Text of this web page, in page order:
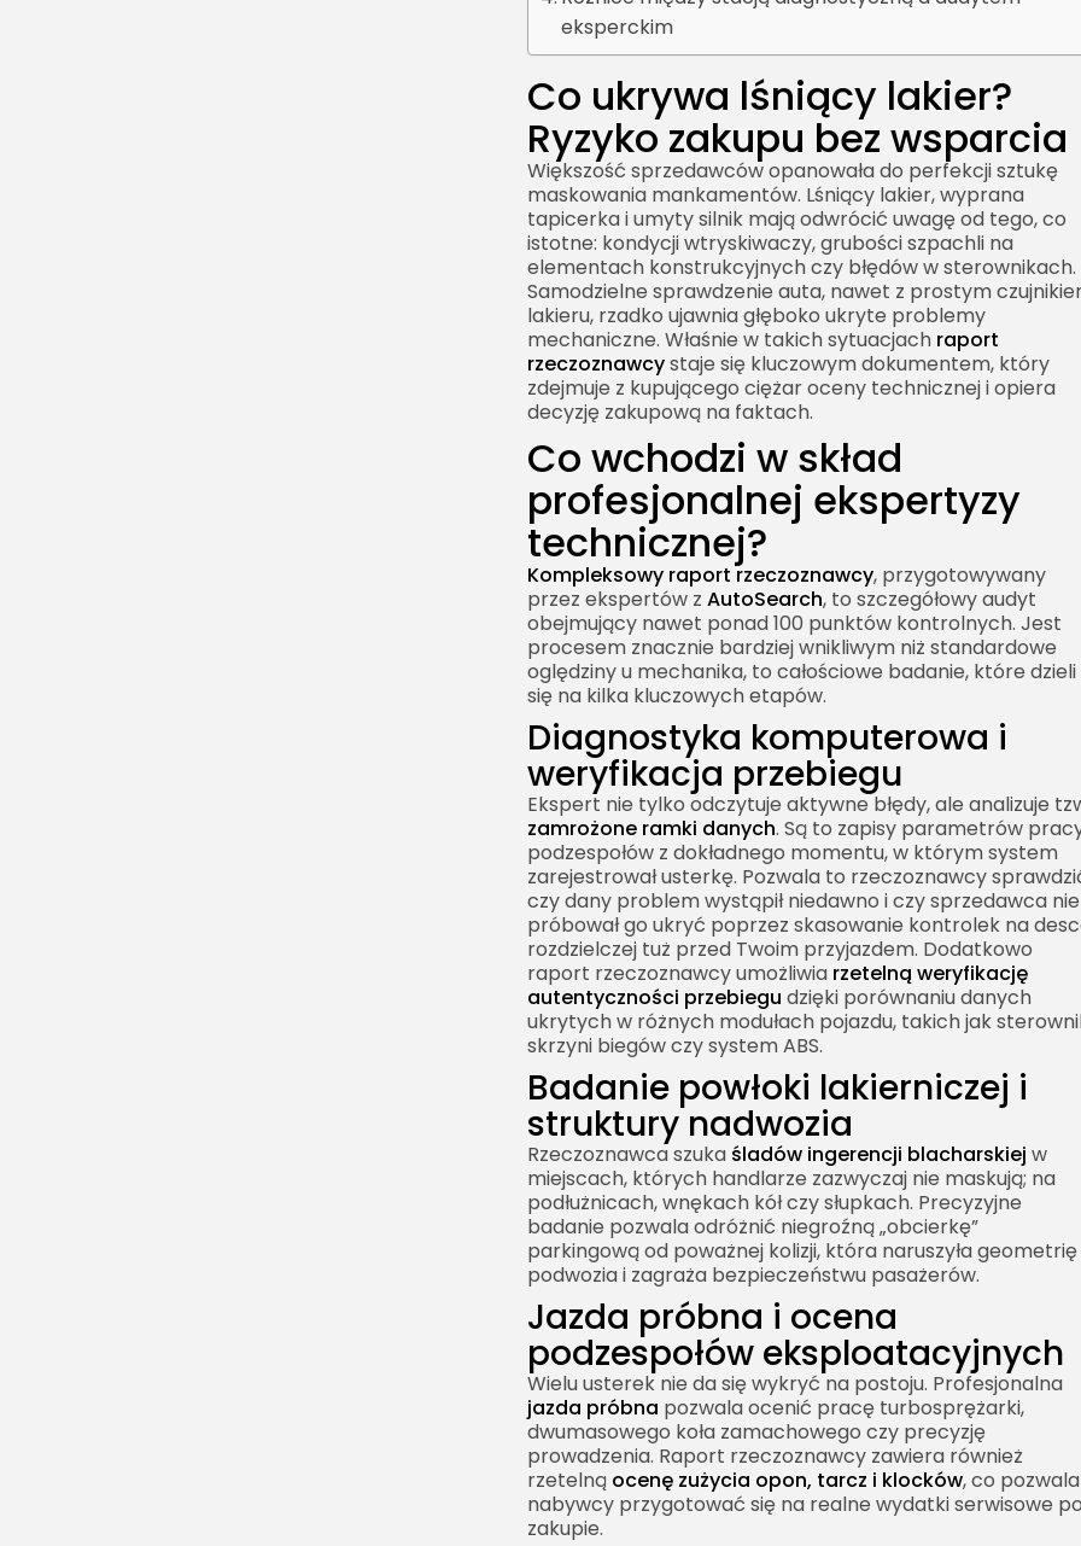
eksperckim
Co ukrywa lśniący lakier?
Ryzyko zakupu bez wsparcia
Większość sprzedawców opanowała do perfekcji sztukę
maskowania mankamentów. Lśniący lakier, wyprana
tapicerka i umyty silnik mają odwrócić uwagę od tego, co
istotne: kondycji wtryskiwaczy, grubości szpachli na
elementach konstrukcyjnych czy błędów w sterownikach.
Samodzielne sprawdzenie auta, nawet z prostym
lakieru, rzadko ujawnia głęboko ukryte problemy
mechaniczne. Właśnie w takich sytuacjach raport
rzeczoznawcystaje się kluczowym dokumentem, który
zdejmuje z kupującego ciężar oceny technicznej i opiera
decyzję zakupową na faktach.
Co wchodzi w skład
profesjonalnej ekspertyzy
technicznej?
Kompleksowy raport rzeczoznawcy, przygotowywany
przez ekspertów z AutoSearch, to szczegółowy audyt
obejmujący nawet ponad 100 punktów kontrolnych. Jest
procesem znacznie bardziej wnikliwym niż standardowe
oględziny u mechanika, to całościowe badanie, które dzieli
się na kilka kluczowych etapów.
Diagnostyka komputerowa i
weryfikacja przebiegu
Ekspert nie tylko odczytuje aktywne błędy, ale analizuje
zamrożone ramki danych. Są to zapisy parametrów
podzespołów z dokładnego momentu, w którym system
zarejestrował usterkę. Pozwala to rzeczoznawcy
czy dany problem wystąpił niedawno i czy sprzedawca nie
próbował go ukryć poprzez skasowanie kontrolek na
rozdzielczej tuż przed Twoim przyjazdem. Dodatkowo
raport rzeczoznawcyumożliwia rzetelną weryfikację
autentyczności przebiegu dzięki porównaniu danych
ukrytych w różnych modułach pojazdu, takich jak
skrzyni biegów czy system ABS.
Badanie powłoki lakierniczej i
struktury nadwozia
Rzeczoznawca szuka śladów ingerencji blacharskiej w
miejscach, których handlarze zazwyczaj nie maskują; na
podłużnicach, wnękach kół czy słupkach. Precyzyjne
badanie pozwala odróżnić niegroźną „obcierkę”
parkingową od poważnej kolizji, która naruszyła geometrię
podwozia i zagraża bezpieczeństwu pasażerów.
Jazda próbna i ocena
podzespołów eksploatacyjnych
Wielu usterek nie da się wykryć na postoju. Profesjonalna
jazda próbna pozwala ocenić pracę turbosprężarki,
dwumasowego koła zamachowego czy precyzję
prowadzenia. Raport rzeczoznawcy zawiera również
rzetelną ocenę zużycia opon, tarcz i klocków, co pozwala
nabywcy przygotować się na realne wydatki serwisowe
zakupie.